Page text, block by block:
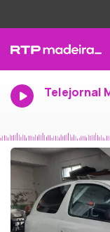
Telejornal